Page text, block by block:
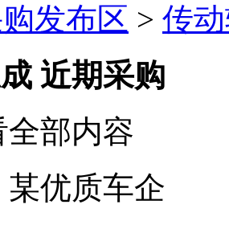
发布区 > 传
近期采购
全部内容
某优质车企